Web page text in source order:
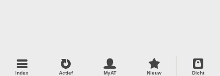
Index Actief MyAT Nieuw Dicht